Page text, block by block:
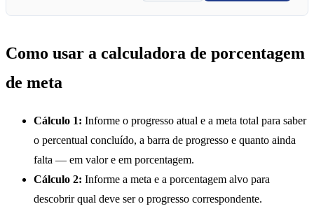
Como usar a calculadora de porcentagem
de meta
Cálculo 1: Informe o progresso atual e a meta total para saber
o percentual concluído, a barra de progresso e quanto ainda
falta — em valor e em porcentagem.
Cálculo 2: Informe a meta e a porcentagem alvo para
descobrir qual deve ser o progresso correspondente.